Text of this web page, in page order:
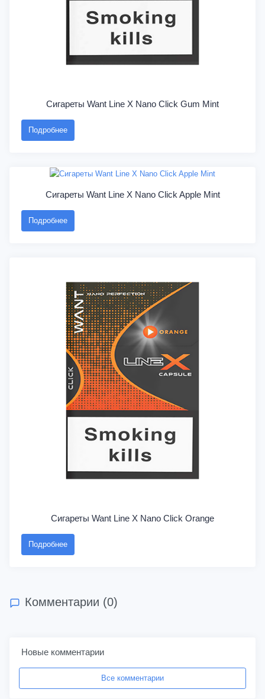
Сигареты Want Line X Nano Click Gum Mint
Подробнее
Сигареты Want Line X Nano Click Apple Mint
Подробнее
Сигареты Want Line X Nano Click Orange
Подробнее
Комментарии (0)
Новые комментарии
Все комментарии